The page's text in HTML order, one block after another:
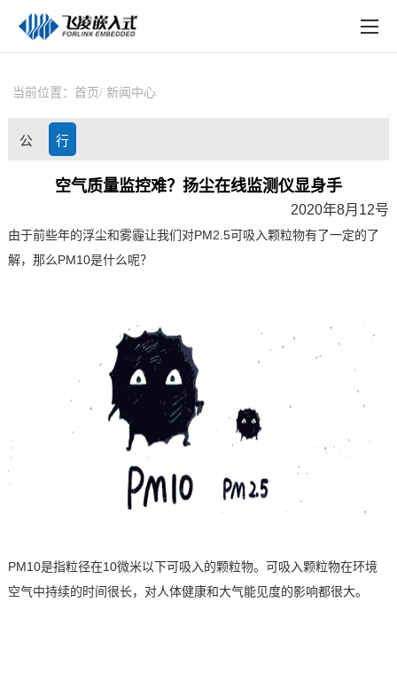
技术与支持
在线文档
方案定制
技术论坛
在线购买
当前位置： 首页 新闻中心
公
态
行
业
讯
空气质量监控难？扬尘在线监测仪显身手
2020年8月12号
由于前些年的浮尘和雾霾让我们对PM2.5可吸入颗粒物有了一定的了
解，那么PM10是什么呢？
PM10是指粒径在10微米以下可吸入的颗粒物。可吸入颗粒物在环境
空气中持续的时间很长，对人体健康和大气能见度的影响都很大。